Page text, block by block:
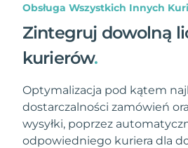
Obsługa Wszystkich Innych
Zintegruj dowolną
kurierów.
Optymalizacja pod kątem
dostarczalności zamówień
wysyłki, poprzez
odpowiedniego kuriera dla